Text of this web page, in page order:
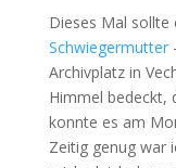
Dieses Mal sollte
Schwiegermutter
Archivplatz in
Himmel bedeckt,
konnte es am
Zeitig genug war